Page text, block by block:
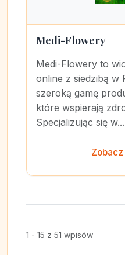
Medi-Flowery
Medi-Flowery to
online z siedzibą w
szeroką gamę
które wspierają
Specjalizując się w...
Zobacz
1 - 15 z 51 wpisów